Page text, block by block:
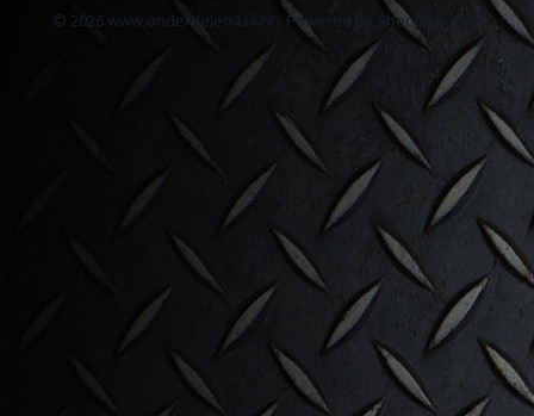
© 2026 www.onderdelen4x4.nl - Powered by Shoppagina.nl